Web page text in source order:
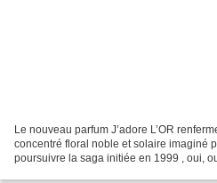
Le nouveau parfum J’adore L’OR
concentré floral noble et solaire imaginé
poursuivre la saga initiée en 1999 , oui,